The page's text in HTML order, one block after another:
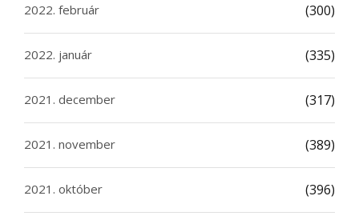
2022. február (300)
2022. január (335)
2021. december (317)
2021. november (389)
2021. október (396)